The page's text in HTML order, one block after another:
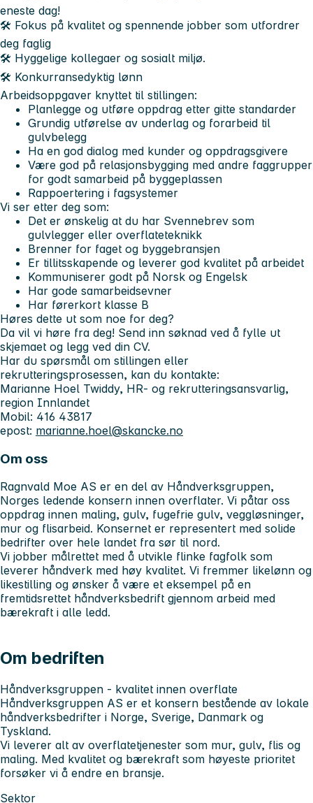
eneste dag!
🛠️ Fokus på kvalitet og spennende jobber som utfordrer
deg faglig
🛠️ Hyggelige kollegaer og sosialt miljø.
🛠️ Konkurransedyktig lønn
Arbeidsoppgaver knyttet til stillingen:
Planlegge og utføre oppdrag etter gitte standarder
Grundig utførelse av underlag og forarbeid til
gulvbelegg
Ha en god dialog med kunder og oppdragsgivere
Være god på relasjonsbygging med andre faggrupper
for godt samarbeid på byggeplassen
Rappoertering i fagsystemer
Vi ser etter deg som:
Det er ønskelig at du har Svennebrev som
gulvlegger eller overflateteknikk
Brenner for faget og byggebransjen
Er tillitsskapende og leverer god kvalitet på arbeidet
Kommuniserer godt på Norsk og Engelsk
Har gode samarbeidsevner
Har førerkort klasse B
Høres dette ut som noe for deg?
Da vil vi høre fra deg! Send inn søknad ved å fylle ut
skjemaet og legg ved din CV.
Har du spørsmål om stillingen eller
rekrutteringsprosessen, kan du kontakte:
Marianne Hoel Twiddy, HR- og rekrutteringsansvarlig,
region Innlandet
Mobil: 416 43817
epost: marianne.hoel@skancke.no
Om oss
Ragnvald Moe AS er en del av Håndverksgruppen,
Norges ledende konsern innen overflater. Vi påtar oss
oppdrag innen maling, gulv, fugefrie gulv, veggløsninger,
mur og flisarbeid. Konsernet er representert med solide
bedrifter over hele landet fra sør til nord.
Vi jobber målrettet med å utvikle flinke fagfolk som
leverer håndverk med høy kvalitet. Vi fremmer likelønn og
likestilling og ønsker å være et eksempel på en
fremtidsrettet håndverksbedrift gjennom arbeid med
bærekraft i alle ledd.
Om bedriften
Håndverksgruppen - kvalitet innen overflate
Håndverksgruppen AS er et konsern bestående av lokale
håndverksbedrifter i Norge, Sverige, Danmark og
Tyskland.
Vi leverer alt av overflatetjenester som mur, gulv, flis og
maling. Med kvalitet og bærekraft som høyeste prioritet
forsøker vi å endre en bransje.
Sektor